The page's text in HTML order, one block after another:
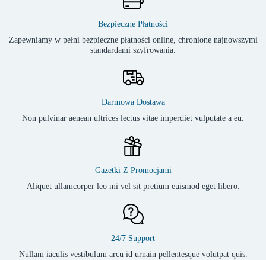
Bezpieczne Płatności
Zapewniamy w pełni bezpieczne płatności online, chronione najnowszymi
standardami szyfrowania.
Darmowa Dostawa
Non pulvinar aenean ultrices lectus vitae imperdiet vulputate a eu.
Gazetki Z Promocjami
Aliquet ullamcorper leo mi vel sit pretium euismod eget libero.
24/7 Support
Nullam iaculis vestibulum arcu id urnain pellentesque volutpat quis.